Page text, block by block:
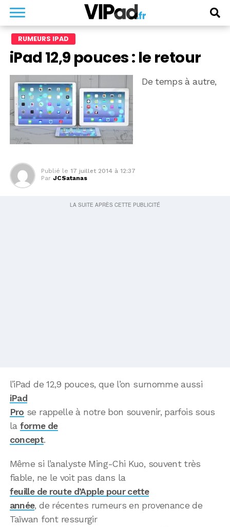
RUMEURS IPAD
iPad 12,9 pouces : le retour
De temps à autre,
Publié le 17 juillet 2014 à 12:37
Par JCSatanas
l’iPad de 12,9 pouces, que l’on surnomme aussi
iPad
Pro se rappelle à notre bon souvenir, parfois sous
la forme de
concept.
Même si l’analyste Ming-Chi Kuo, souvent très
fiable, ne le voit pas dans la
feuille de route d’Apple pour cette
année, de récentes rumeurs en provenance de
Taïwan font ressurgir